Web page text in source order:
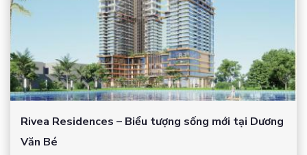
Rivea Residences – Biểu tượng sống mới tại Dương
Văn Bé